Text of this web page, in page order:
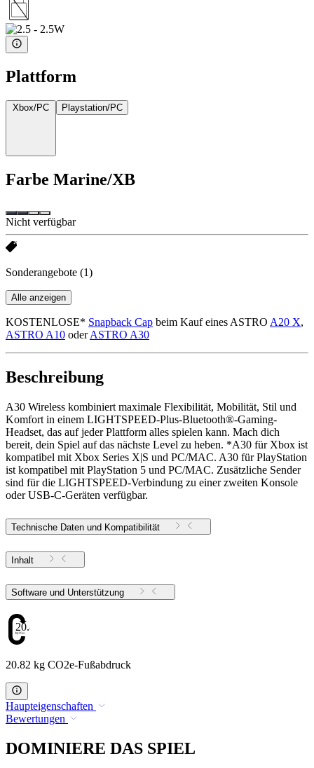
Plattform
Xbox/PC Playstation/PC
Farbe Marine/XB
Nicht verfügbar
Sonderangebote (1)
Alle anzeigen
KOSTENLOSE* Snapback Cap beim Kauf eines ASTRO A20 X,
ASTRO A10 oderASTRO A30
Beschreibung
A30 Wireless kombiniert maximale Flexibilität, Mobilität, Stil und
Komfort in einem LIGHTSPEED-Plus-Bluetooth®-Gaming-
Headset, das auf jeder Plattform alles spielen kann. Mach dich
bereit, dein Spiel auf das nächste Level zu heben. *A30 für Xbox ist
kompatibel mit Xbox Series X|S und PC/MAC. A30 für PlayStation
ist kompatibel mit PlayStation 5 und PC/MAC. Zusätzliche Sender
sind für die LIGHTSPEED-Verbindung zu einer zweiten Konsole
oder USB-C-Geräten verfügbar.
Technische Daten und Kompatibilität
Inhalt
Software und Unterstützung
20.82
20.82 kg CO2e-Fußabdruck
Haupteigenschaften
Bewertungen
DOMINIERE DAS SPIEL